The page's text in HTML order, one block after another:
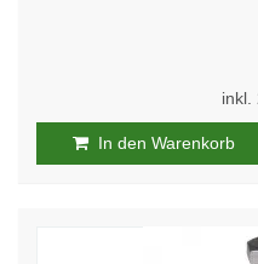
inkl.
In den Warenkorb